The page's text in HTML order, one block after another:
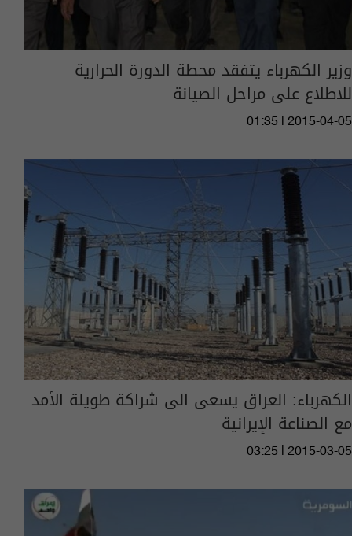
وزير الكهرباء يتفقد محطة الدورة الحرارية
للاطلاع على مراحل الصيانة
01:35 | 2015-04-05
الكهرباء: العراق يسعى الى شراكة طويلة الأمد
مع الصناعة الإيرانية
03:25 | 2015-03-05